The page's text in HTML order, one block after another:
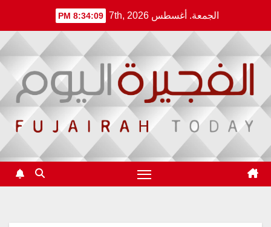
content
الجمعة. أغسطس 7th, 2026 8:34:09 PM